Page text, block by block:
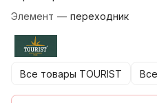
Элемент — переходник
Все товары TOURIST